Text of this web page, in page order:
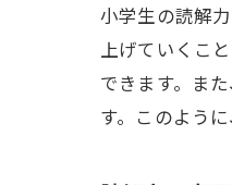
小学生の読解
上げていくこ
できます。ま
す。このよう